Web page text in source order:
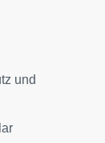
und